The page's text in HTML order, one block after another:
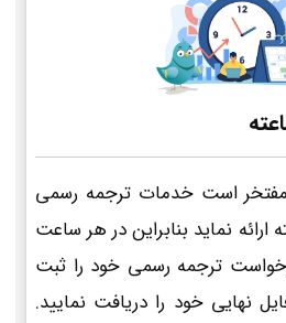
است خدمات ترجمه رسمی
24 ساعته ارائه نماید بنابراین در هر ساعت
ترجمه رسمی خود را ثبت
نهایی خود را دریافت نمایید.